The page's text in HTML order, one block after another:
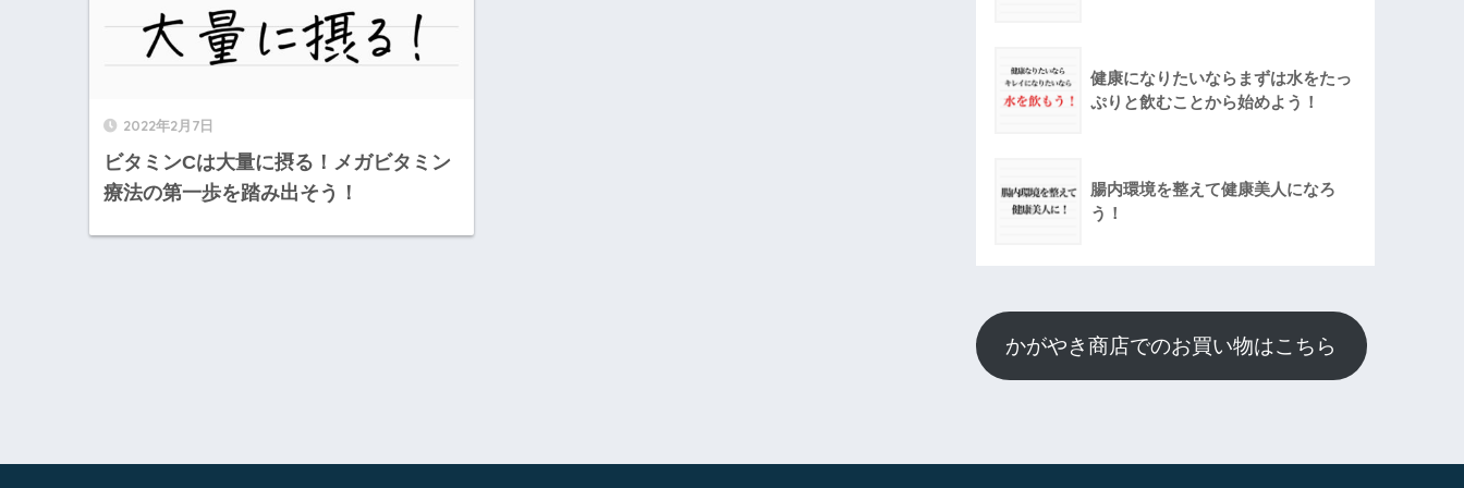
2022年2月7日
ビタミンCは大量に摂る！メガビタミン
療法の第一歩を踏み出そう！
健康になりたいならまずは水をたっ
ぷりと飲むことから始めよう！
腸内環境を整えて健康美人になろ
う！
かがやき商店でのお買い物はこちら